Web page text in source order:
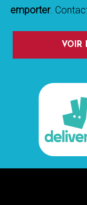
emporter.
VOIR